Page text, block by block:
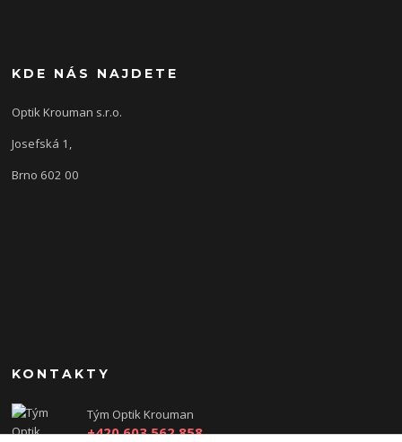
KDE NÁS NAJDETE
Optik Krouman s.r.o.
Josefská 1,
Brno 602 00
KONTAKTY
Tým Optik Krouman
+420 603 562 858